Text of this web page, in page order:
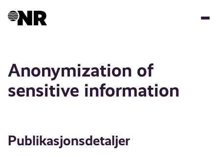
Anonymization of
sensitive information
Publikasjonsdetaljer